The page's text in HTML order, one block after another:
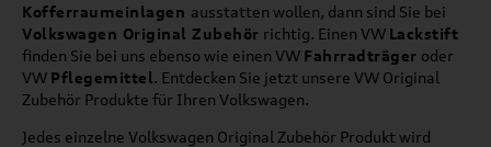
Kofferraumeinlagen ausstatten wollen, dann sind Sie bei
Volkswagen Original Zubehör richtig. Einen VW Lackstift
finden Sie bei uns ebenso wie einen VW Fahrradträger oder
VW Pflegemittel. Entdecken Sie jetzt unsere VW Original
Zubehör Produkte für Ihren Volkswagen.
Jedes einzelne Volkswagen Original Zubehör Produkt wird